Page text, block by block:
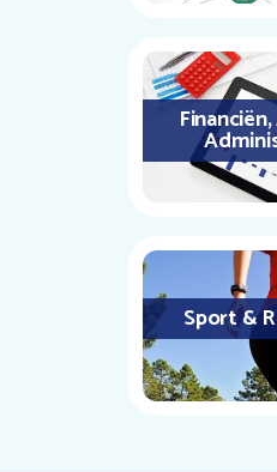
Sport &